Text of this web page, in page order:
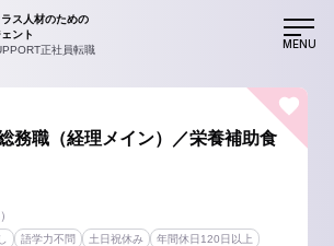
ス人材のための
ント
正社員転職
MENU
務職（経理メイン）／栄養補助食
語学力不問 土日祝休み
年間休日120日以上